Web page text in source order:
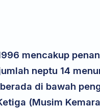
mencakup
neptu 14
di bawah
(Musim